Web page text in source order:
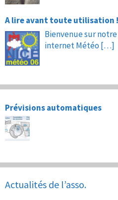
A lire avant toute utilisation !
Bienvenue sur
internet Météo […]
Prévisions automatiques
Actualités de l’asso.